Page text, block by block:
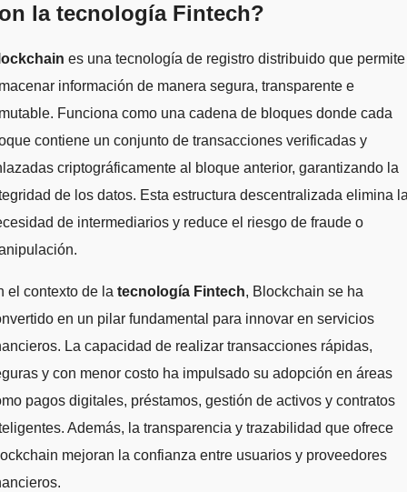
la tecnología Fintech?
es una tecnología de registro distribuido que permite
información de manera segura, transparente e
Funciona como una cadena de bloques donde cada
contiene un conjunto de transacciones verificadas y
criptográficamente al bloque anterior, garantizando la
de los datos. Esta estructura descentralizada elimina
de intermediarios y reduce el riesgo de fraude o
el contexto de la tecnología Fintech, Blockchain se ha
en un pilar fundamental para innovar en servicios
La capacidad de realizar transacciones rápidas,
y con menor costo ha impulsado su adopción en áreas
pagos digitales, préstamos, gestión de activos y contratos
Además, la transparencia y trazabilidad que ofrece
mejoran la confianza entre usuarios y proveedores